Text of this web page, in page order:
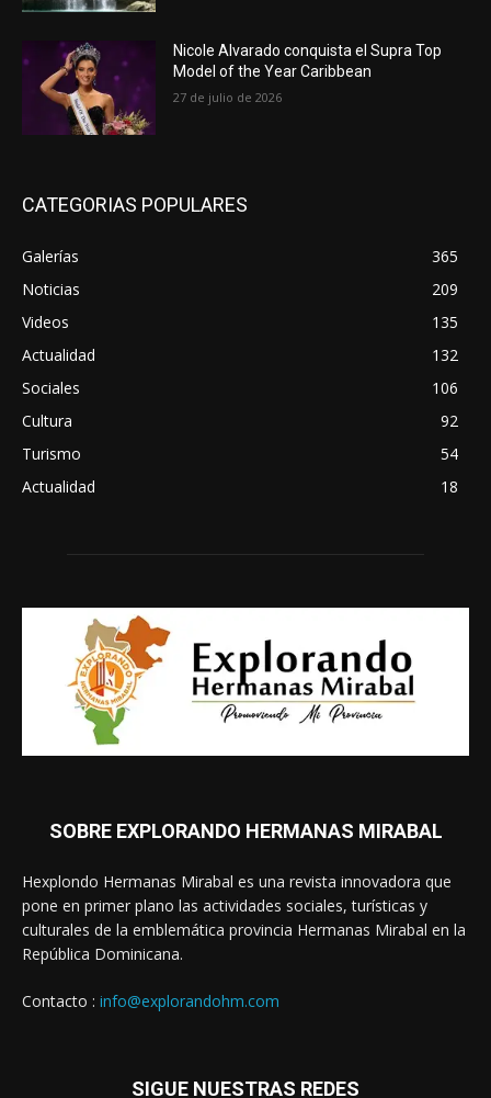
Nicole Alvarado conquista el Supra Top
Model of the Year Caribbean
27 de julio de 2026
CATEGORIAS POPULARES
Galerías
365
Noticias
209
Videos
135
Actualidad
132
Sociales
106
Cultura
92
Turismo
54
Actualidad
18
SOBRE EXPLORANDO HERMANAS MIRABAL
Hexplondo Hermanas Mirabal es una revista innovadora que
pone en primer plano las actividades sociales, turísticas y
culturales de la emblemática provincia Hermanas Mirabal en la
República Dominicana.
Contacto : info@explorandohm.com
SIGUE NUESTRAS REDES